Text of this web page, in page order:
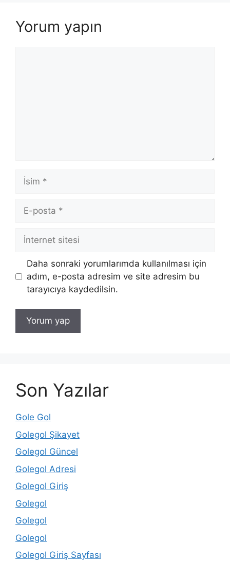
Yorum yapın
İsim
posta
İnternet
sitesi
Daha sonraki yorumlarımda kullanılması için
adım, e-posta adresim ve site adresim bu
tarayıcıya kaydedilsin.
Son Yazılar
Gole Gol
Golegol Şikayet
Golegol Güncel
Golegol Adresi
Golegol Giriş
Golegol
Golegol
Golegol
Golegol Giriş Sayfası